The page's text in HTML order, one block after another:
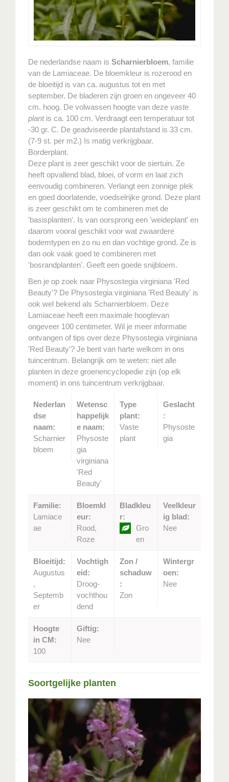
De nederlandse naam is Scharnierbloem, familie
van de Lamiaceae. De bloemkleur is rozerood en
de bloeitijd is van ca. augustus tot en met
september. De bladeren zijn groen en ongeveer 40
cm. hoog. De volwassen hoogte van deze vaste
plantis ca. 100 cm. Verdraagt een temperatuur tot
-30 gr. C. De geadviseerde plantafstand is 33 cm.
(7-9 st. per m2.) Is matig verkrijgbaar.
Borderplant.
Deze plant is zeer geschikt voor de siertuin. Ze
heeft opvallend blad, bloei, of vorm en laat zich
eenvoudig combineren. Verlangt een zonnige plek
en goed doorlatende, voedselrijke grond. Deze plant
is zeer geschikt om te combineren met de
'basisplanten'. Is van oorsprong een 'weideplant' en
daarom vooral geschikt voor wat zwaardere
bodemtypen en zo nu en dan vochtige grond. Ze is
dan ook vaak goed te combineren met
'bosrandplanten'. Geeft een goede snijbloem.
Ben je op zoek naar Physostegia virginiana 'Red
Beauty'? De Physostegia virginiana 'Red Beauty' is
ook wel bekend als Scharnierbloem. Deze
Lamiaceae heeft een maximale hoogtevan
ongeveer 100 centimeter. Wil je meer informatie
ontvangen of tips over deze Physostegia virginiana
'Red Beauty'? Je bent van harte welkom in ons
tuincentrum. Belangrijk om te weten: niet alle
planten in deze groenencyclopedie zijn (op elk
moment) in ons tuincentrum verkrijgbaar.
Nederlan
dse
naam:
Scharnier
bloem
Wetensc
happelijk
e naam:
Physoste
gia
virginiana
'Red
Beauty'
Type
plant:
Vaste
plant
Geslacht
:
Physoste
gia
Familie:
Lamiace
ae
Bloemkl
eur:
Rood,
Roze
Bladkleu
r:
Gro
en
Veelkleur
ig blad:
Nee
Bloeitijd:
Augustus
,
Septemb
er
Vochtigh
eid:
Droog-
vochthou
dend
Zon /
schaduw
:
Zon
Wintergr
oen:
Nee
Hoogte
in CM:
100
Giftig:
Nee
Soortgelijke planten